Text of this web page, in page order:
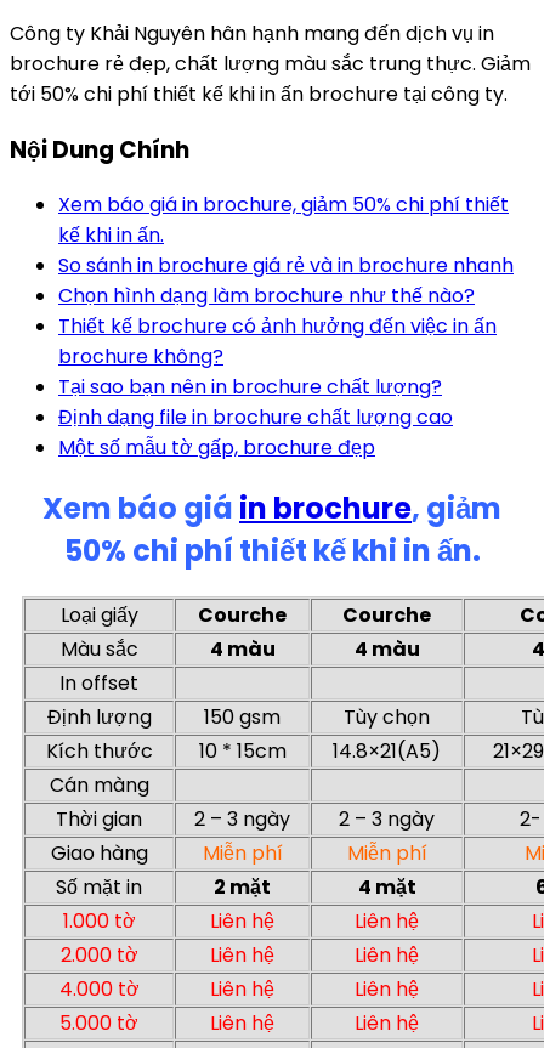
Công ty Khải Nguyên hân hạnh mang đến dịch vụ in
brochure rẻ đẹp, chất lượng màu sắc trung thực. Giảm
tới 50% chi phí thiết kế khi in ấn brochure tại công ty.
Nội Dung Chính
Xem báo giá in brochure, giảm 50% chi phí thiết
kế khi in ấn.
So sánh in brochure giá rẻ và in brochure nhanh
Chọn hình dạng làm brochure như thế nào?
Thiết kế brochure có ảnh hưởng đến việc in ấn
brochure không?
Tại sao bạn nên in brochure chất lượng?
Định dạng file in brochure chất lượng cao
Một số mẫu tờ gấp, brochure đẹp
Xem báo giá in brochure, giảm
50% chi phí thiết kế khi in ấn.
Loại giấy Courche Courche
Màu sắc
4 màu 4 màu
In offset
Định lượng
150 gsm Tùy chọn
Kích thước
10 * 15cm 14.8×21(A5)
Cán màng
Thời gian
2 – 3 ngày 2 – 3 ngày
2-
Giao hàng
Miễn phí Miễn phí
Số mặt in
2 mặt 4 mặt
1.000 tờ
Liên hệ Liên hệ
2.000 tờ
Liên hệ Liên hệ
4.000 tờ
Liên hệ Liên hệ
5.000 tờ
Liên hệ Liên hệ